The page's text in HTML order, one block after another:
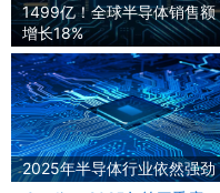
1499亿！全球半导体销售额
增长18%
2025年半导体行业依然强劲